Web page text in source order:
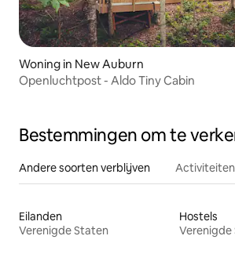
Woning in New Auburn
Openluchtpost - Aldo Tiny Cabin
Bestemmingen om te
Andere soorten verblijven Activiteiten
Eilanden
Verenigde Staten
Hostels